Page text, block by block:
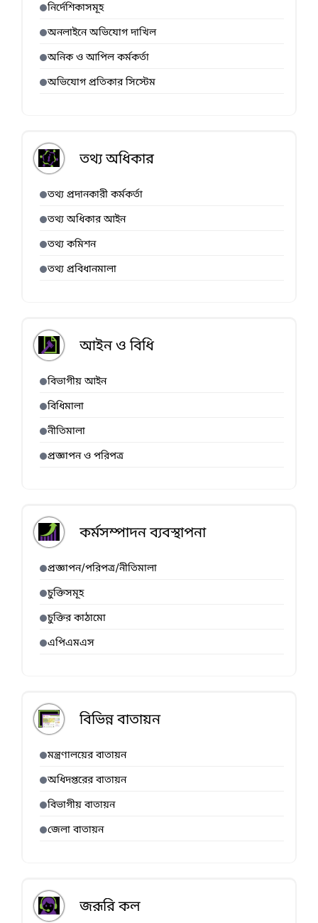
নির্দেশিকাসমূহ
অনলাইনে অভিযোগ দাখিল
অনিক ও আপিল কর্মকর্তা
অভিযোগ প্রতিকার সিস্টেম
তথ্য অধিকার
তথ্য প্রদানকারী কর্মকর্তা
তথ্য অধিকার আইন
তথ্য কমিশন
তথ্য প্রবিধানমালা
আইন ও বিধি
বিভাগীয় আইন
বিধিমালা
নীতিমালা
প্রজ্ঞাপন ও পরিপত্র
কর্মসম্পাদন ব্যবস্থাপনা
প্রজ্ঞাপন/পরিপত্র/নীতিমালা
চুক্তিসমূহ
চুক্তির কাঠামো
এপিএমএস
বিভিন্ন বাতায়ন
মন্ত্রণালয়ের বাতায়ন
অধিদপ্তরের বাতায়ন
বিভাগীয় বাতায়ন
জেলা বাতায়ন
জরূরি কল